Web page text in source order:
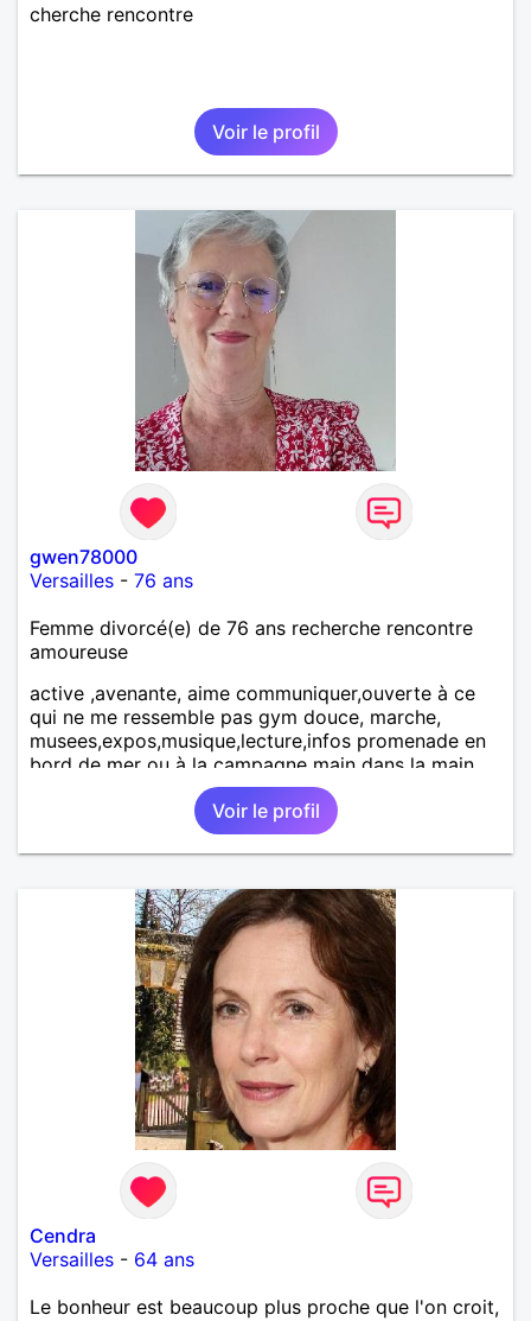
cherche rencontre
Voir le profil
gwen78000
Versailles - 76 ans
Femme divorcé(e) de 76 ans recherche rencontre
amoureuse
active ,avenante, aime communiquer,ouverte à ce
qui ne me ressemble pas gym douce, marche,
musees,expos,musique,lecture,infos promenade en
bord de mer ou à la campagne main dans la main
Voir le profil
Cendra
Versailles - 64 ans
Le bonheur est beaucoup plus proche que l'on croit,